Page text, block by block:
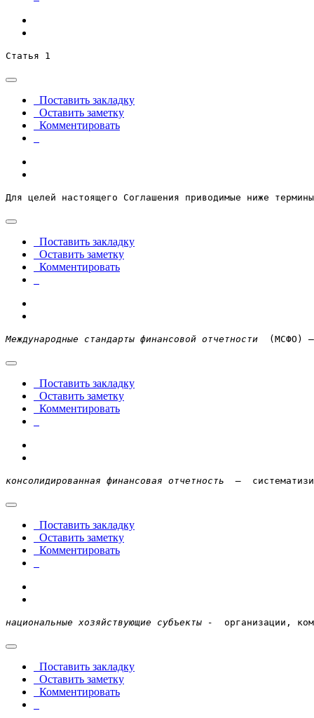
Статья 1
Поставить закладку
Оставить заметку
Комментировать
Для целей настоящего Соглашения приводимые ниже
Поставить закладку
Оставить заметку
Комментировать
Международные стандарты финансовой отчетности
(МСФО)
Поставить закладку
Оставить заметку
Комментировать
консолидированная финансовая отчетность –
Поставить закладку
Оставить заметку
Комментировать
национальные хозяйствующие субъекты -
организации,
Поставить закладку
Оставить заметку
Комментировать